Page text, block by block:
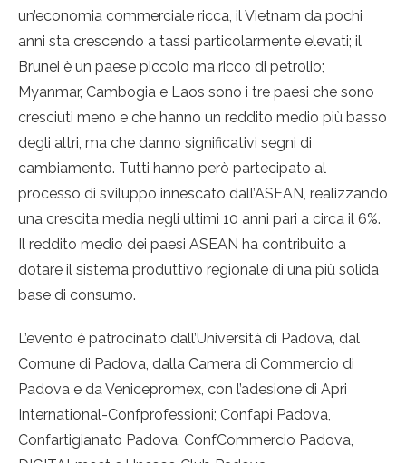
un’economia commerciale ricca, il Vietnam da pochi
anni sta crescendo a tassi particolarmente elevati; il
Brunei è un paese piccolo ma ricco di petrolio;
Myanmar, Cambogia e Laos sono i tre paesi che sono
cresciuti meno e che hanno un reddito medio più basso
degli altri, ma che danno significativi segni di
cambiamento. Tutti hanno però partecipato al
processo di sviluppo innescato dall’ASEAN, realizzando
una crescita media negli ultimi 10 anni pari a circa il 6%.
Il reddito medio dei paesi ASEAN ha contribuito a
dotare il sistema produttivo regionale di una più solida
base di consumo.
L’evento è patrocinato dall’Università di Padova, dal
Comune di Padova, dalla Camera di Commercio di
Padova e da Venicepromex, con l’adesione di Apri
International-Confprofessioni; Confapi Padova,
Confartigianato Padova, ConfCommercio Padova,